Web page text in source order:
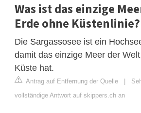
Was ist das einzige
Erde ohne Küstenlinie?
Die Sargassosee ist ein
damit das einzige Meer der
Küste hat.
Antrag auf Entfernung der Quelle |
vollständige Antwort auf skippers.ch an